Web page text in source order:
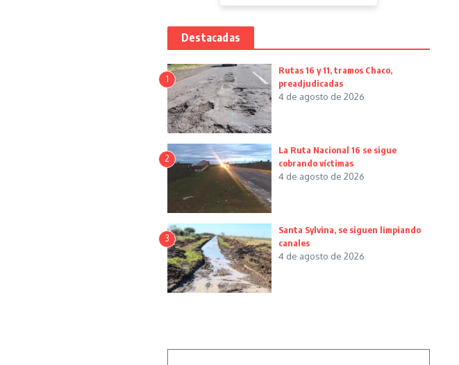
Destacadas
1
Rutas 16 y 11, tramos Chaco,
preadjudicadas
4 de agosto de 2026
2
La Ruta Nacional 16 se sigue
cobrando víctimas
4 de agosto de 2026
3
Santa Sylvina, se siguen limpiando
canales
4 de agosto de 2026